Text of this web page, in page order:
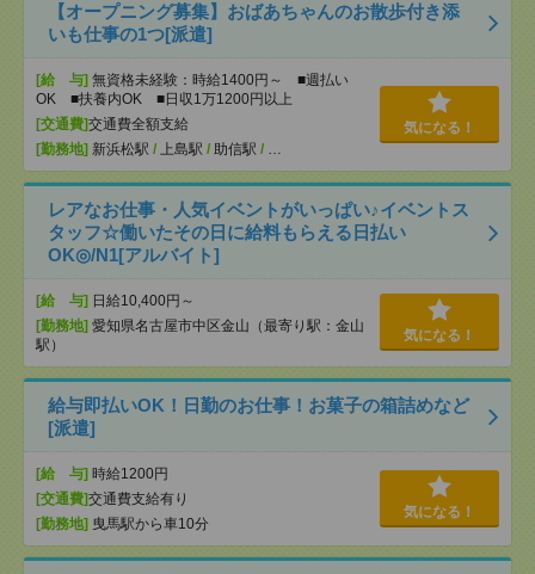
【オープニング募集】おばあちゃんのお散歩付き添
いも仕事の1つ[派遣]
[給 与] 無資格未経験：時給1400円～ ■週払い
OK ■扶養内OK ■日収1万1200円以上
[交通費]交通費全額支給
[勤務地] 新浜松駅 / 上島駅 / 助信駅 / …
気になる！
レアなお仕事・人気イベントがいっぱい♪イベントス
タッフ☆働いたその日に給料もらえる日払い
OK◎/N1[アルバイト]
[給 与] 日給10,400円～
[勤務地] 愛知県名古屋市中区金山（最寄り駅：金山
駅）
気になる！
給与即払いOK！日勤のお仕事！お菓子の箱詰めなど
[派遣]
[給 与] 時給1200円
[交通費]交通費支給有り
[勤務地] 曳馬駅から車10分
気になる！